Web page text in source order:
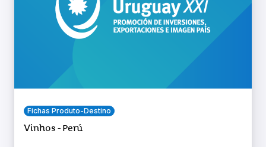
Fichas Produto-Destino
Vinhos - Perú